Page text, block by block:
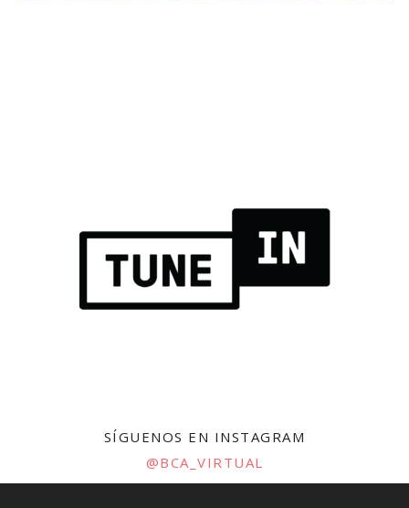
SÍGUENOS EN INSTAGRAM
@BCA_VIRTUAL